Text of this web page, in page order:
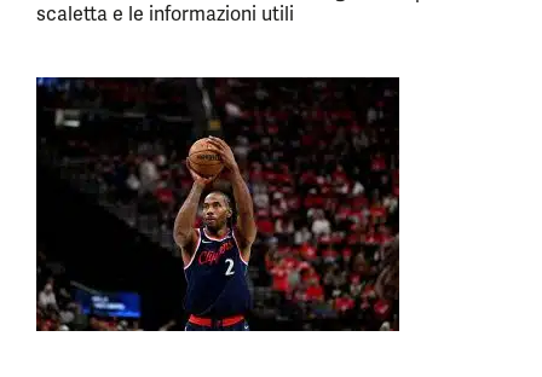
scaletta e le informazioni utili